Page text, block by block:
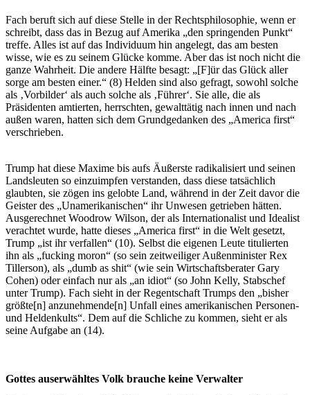
Fach beruft sich auf diese Stelle in der Rechtsphilosophie, wenn er
schreibt, dass das in Bezug auf Amerika „den springenden Punkt“
treffe. Alles ist auf das Individuum hin angelegt, das am besten
wisse, wie es zu seinem Glücke komme. Aber das ist noch nicht die
ganze Wahrheit. Die andere Hälfte besagt: „[F]ür das Glück aller
sorge am besten einer.“ (8) Helden sind also gefragt, sowohl solche
als ‚Vorbilder‘ als auch solche als ‚Führer‘. Sie alle, die als
Präsidenten amtierten, herrschten, gewalttätig nach innen und nach
außen waren, hatten sich dem Grundgedanken des „America first“
verschrieben.
Trump hat diese Maxime bis aufs Äußerste radikalisiert und seinen
Landsleuten so einzuimpfen verstanden, dass diese tatsächlich
glaubten, sie zögen ins gelobte Land, während in der Zeit davor die
Geister des „Unamerikanischen“ ihr Unwesen getrieben hätten.
Ausgerechnet Woodrow Wilson, der als Internationalist und Idealist
verachtet wurde, hatte dieses „America first“ in die Welt gesetzt,
Trump „ist ihr verfallen“ (10). Selbst die eigenen Leute titulierten
ihn als „fucking moron“ (so sein zeitweiliger Außenminister Rex
Tillerson), als „dumb as shit“ (wie sein Wirtschaftsberater Gary
Cohen) oder einfach nur als „an idiot“ (so John Kelly, Stabschef
unter Trump). Fach sieht in der Regentschaft Trumps den „bisher
größte[n] anzunehmende[n] Unfall eines amerikanischen Personen-
und Heldenkults“. Dem auf die Schliche zu kommen, sieht er als
seine Aufgabe an (14).
Gottes auserwähltes Volk brauche keine Verwalter